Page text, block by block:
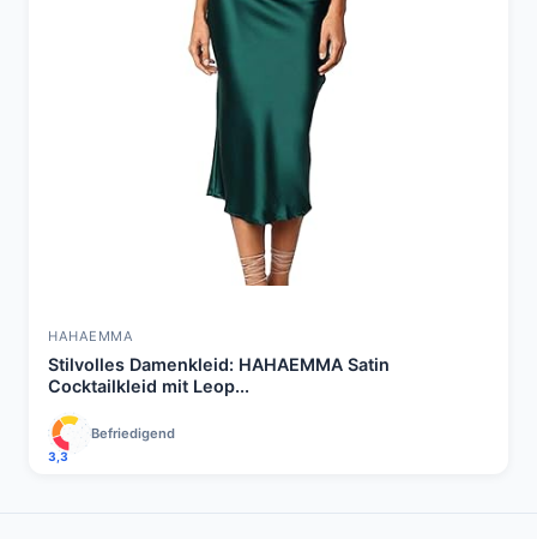
HAHAEMMA
Stilvolles Damenkleid: HAHAEMMA Satin
Cocktailkleid mit Leop...
3,3
Befriedigend